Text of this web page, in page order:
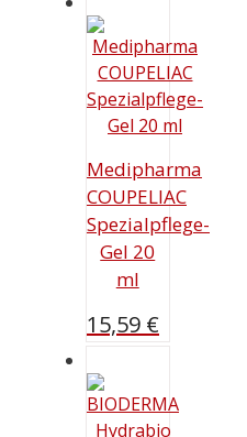
Medipharma
COUPELIAC
Spezialpflege-
Gel 20
ml
15,59 €